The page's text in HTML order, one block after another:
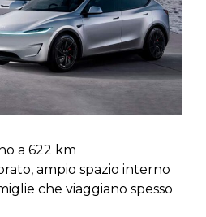
a 622 km
ampio spazio interno
che viaggiano spesso